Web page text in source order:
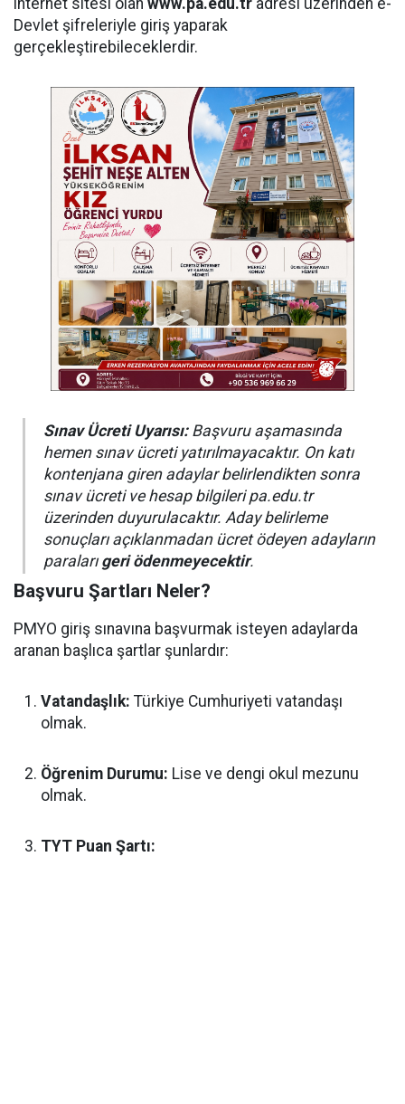
Devlet şifreleriyle giriş yaparak
gerçekleştirebileceklerdir.
Sınav Ücreti Uyarısı:Başvuru aşamasında
hemen sınav ücreti yatırılmayacaktır. On katı
kontenjana giren adaylar belirlendikten sonra
sınav ücreti ve hesap bilgileri pa.edu.tr
üzerinden duyurulacaktır. Aday belirleme
sonuçları açıklanmadan ücret ödeyen adayların
paraları geri ödenmeyecektir.
Başvuru Şartları Neler?
PMYO giriş sınavına başvurmak isteyen adaylarda
aranan başlıca şartlar şunlardır:
Vatandaşlık: Türkiye Cumhuriyeti vatandaşı
olmak.
Öğrenim Durumu: Lise ve dengi okul mezunu
olmak.
TYT Puan Şartı: